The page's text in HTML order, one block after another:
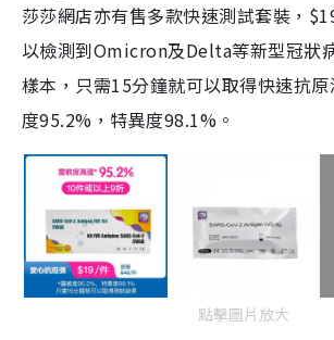
莎莎網店亦有售多款快速測試套裝，
以檢測到Omicron及Delta等新型冠狀
樣本，只需15分鐘就可以取得快速抗
度95.2%，特異度98.1%。
點擊圖片放大